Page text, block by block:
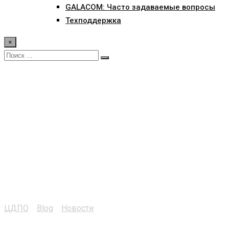
GALACOM: Часто задаваемые вопросы
Техподдержка
×
ЦДПО Blog Новости